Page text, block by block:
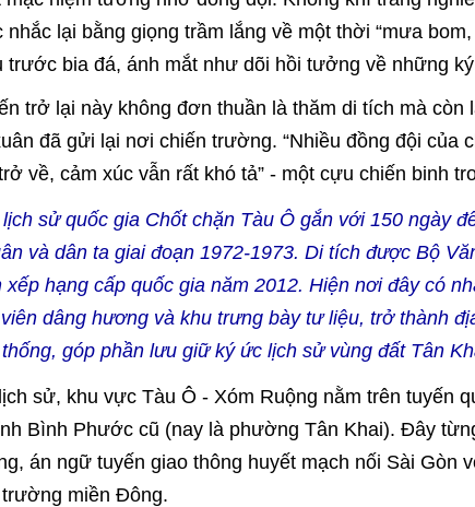
lại bằng giọng trầm lắng về một thời “mưa
trước bia đá, ánh mắt như dõi hồi tưởng về những
trở lại này không đơn thuần là thăm di tích mà còn
đã gửi lại nơi chiến trường. “Nhiều đồng đội của
về, cảm xúc vẫn rất khó tả” - một cựu chiến binh
sử quốc gia Chốt chặn Tàu Ô gắn với 150 ngày
và dân ta giai đoạn 1972-1973. Di tích được Bộ
xếp hạng cấp quốc gia năm 2012. Hiện nơi đây có
dâng hương và khu trưng bày tư liệu, trở thành
góp phần lưu giữ ký ức lịch sử vùng đất Tân
sử, khu vực Tàu Ô - Xóm Ruộng nằm trên tuyến
Bình Phước cũ (nay là phường Tân Khai). Đây
án ngữ tuyến giao thông huyết mạch nối Sài Gòn
miền Đông.